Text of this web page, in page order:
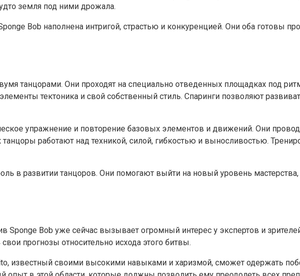
земля под ними дрожала.
Bob наполнена интригой, страстью и конкуренцией. Они оба готовы
танцорами. Они проходят на специально отведенных площадках под
тектоника и свой собственный стиль. Спаринги позволяют
упражнение и повторение базовых элементов и движений. Они
работают над техникой, силой, гибкостью и выносливостью.
в развитии танцоров. Они помогают выйти на новый уровень
Sponge Bob уже сейчас вызывает огромный интерес у экспертов и
прогнозы относительно исхода этого битвы.
известный своими высокими навыками и харизмой, сможет одержать